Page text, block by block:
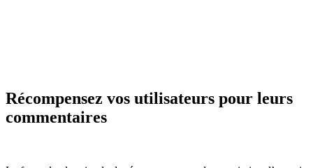
Récompensez vos utilisateurs pour leurs
commentaires